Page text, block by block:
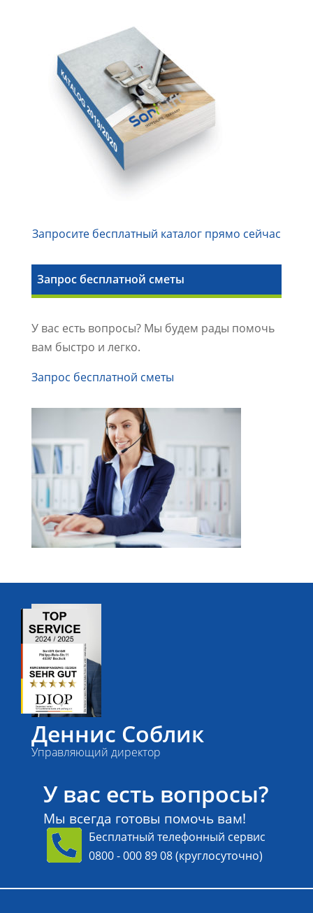
Запросите бесплатный каталог прямо сейчас
Запрос бесплатной сметы
У вас есть вопросы? Мы будем рады помочь
вам быстро и легко.
Запрос бесплатной сметы
Деннис Соблик
Управляющий директор
У вас есть вопросы?
Мы всегда готовы помочь вам!
Бесплатный телефонный сервис
0800 - 000 89 08(круглосуточно)